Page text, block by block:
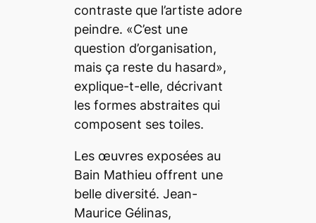
contraste que l’artiste adore
peindre. «C’est une
question d’organisation,
mais ça reste du hasard»,
explique-t-elle, décrivant
les formes abstraites qui
composent ses toiles.
Les œuvres exposées au
Bain Mathieu offrent une
belle diversité. Jean-
Maurice Gélinas,